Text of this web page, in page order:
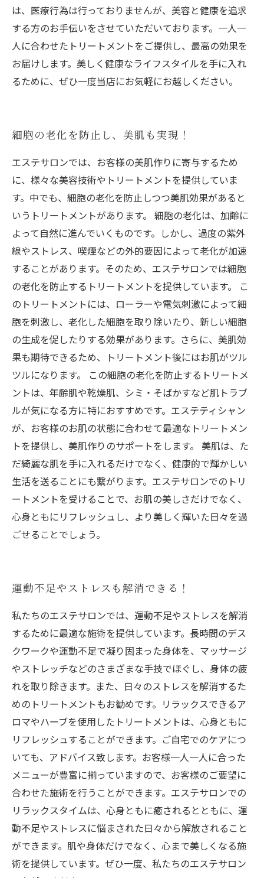
は、医療行為は行っておりませんが、美容と健康を追求
する方のお手伝いをさせていただいております。一人一
人に合わせたトリートメントをご提供し、最高の効果を
お届けします。美しく健康なライフスタイルを手に入れ
るために、ぜひ一度当店にお気軽にお越しください。
細胞の老化を防止し、美肌も実現！
エステサロンでは、お客様の美肌作りに寄与するため
に、様々な美容技術やトリートメントを提供していま
す。中でも、細胞の老化を防止しつつ美肌効果があると
いうトリートメントがあります。 細胞の老化は、加齢に
よって自然に進んでいくものです。しかし、過度の紫外
線やストレス、喫煙などの外的要因によって老化が加速
することがあります。そのため、エステサロンでは細胞
の老化を防止するトリートメントを提供しています。 こ
のトリートメントには、ローラーや電気刺激によって細
胞を刺激し、老化した細胞を取り除いたり、新しい細胞
の生成を促したりする効果があります。さらに、美肌効
果も期待できるため、トリートメント後にはお肌がツル
ツルになります。 この細胞の老化を防止するトリートメ
ントは、年齢肌や乾燥肌、シミ・そばかすなど肌トラブ
ルが気になる方に特におすすめです。エステティシャン
が、お客様のお肌の状態に合わせて最適なトリートメン
トを提供し、美肌作りのサポートをします。 美肌は、た
だ綺麗な肌を手に入れるだけでなく、健康的で輝かしい
生活を送ることにも繋がります。エステサロンでのトリ
ートメントを受けることで、お肌の美しさだけでなく、
心身ともにリフレッシュし、より美しく輝いた日々を過
ごせることでしょう。
運動不足やストレスも解消できる！
私たちのエステサロンでは、運動不足やストレスを解消
するために最適な施術を提供しています。長時間のデス
クワークや運動不足で凝り固まった身体を、マッサージ
やストレッチなどのさまざまな手技でほぐし、身体の疲
れを取り除きます。また、日々のストレスを解消するた
めのトリートメントもお勧めです。リラックスできるア
ロマやハーブを使用したトリートメントは、心身ともに
リフレッシュすることができます。ご自宅でのケアにつ
いても、アドバイス致します。お客様一人一人に合った
メニューが豊富に揃っていますので、お客様のご要望に
合わせた施術を行うことができます。エステサロンでの
リラックスタイムは、心身ともに癒されるとともに、運
動不足やストレスに悩まされた日々から解放されること
ができます。肌や身体だけでなく、心まで美しくなる施
術を提供しています。ぜひ一度、私たちのエステサロン